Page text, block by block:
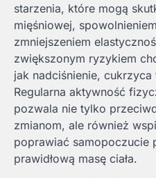
starzenia, które mogą
mięśniowej,
zmniejszeniem
zwiększonym ryzykiem
jak nadciśnienie,
Regularna aktywność
pozwala nie tylko
zmianom, ale również
poprawiać samopoczucie
prawidłową masę ciała.